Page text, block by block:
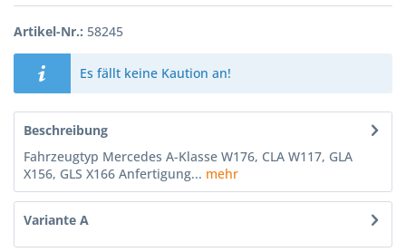
Artikel-Nr.: 58245
Es fällt keine Kaution an!
Beschreibung
Fahrzeugtyp Mercedes A-Klasse W176, CLA W117, GLA
X156, GLS X166 Anfertigung... mehr
Variante A